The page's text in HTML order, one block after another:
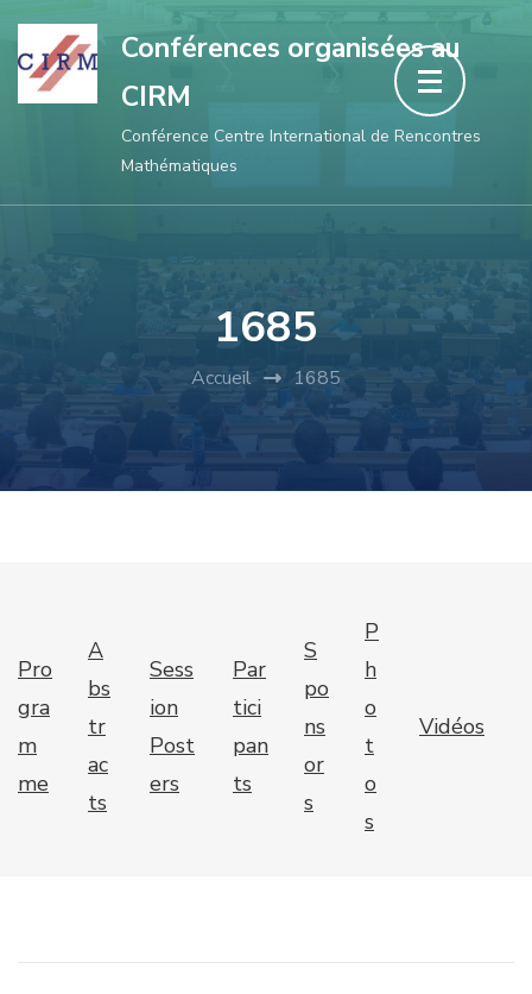
Aller
au
contenu
Conférences organisées au
CIRM
Conférence Centre International de Rencontres
Mathématiques
1685
Accueil 1685
Pro
gra
m
me
A
bs
tr
ac
ts
Sess
ion
Post
ers
Par
tici
pan
ts
S
po
ns
or
s
P
h
o
t
o
s
Vidéos